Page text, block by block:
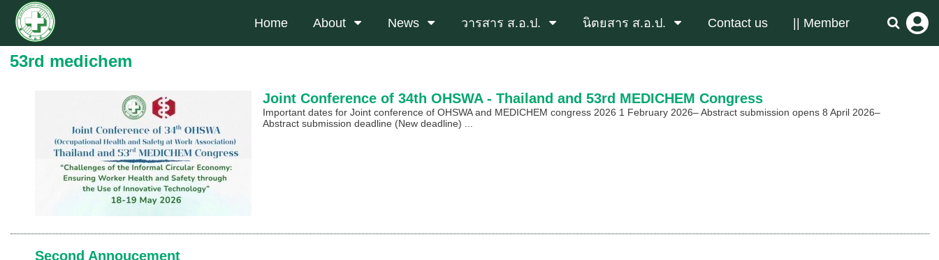
Home About News วารสาร ส.อ.ป. นิตยสาร ส.อ.ป. Contact us || Member
53rd medichem
Joint Conference of 34th OHSWA - Thailand and 53rd MEDICHEM Congress
Important dates for Joint conference of OHSWA and MEDICHEM congress 2026 1 February 2026– Abstract submission opens 8 April 2026–
Abstract submission deadline (New deadline) ...
Second Annoucement